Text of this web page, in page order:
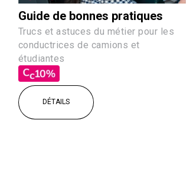
Guide de bonnes pratiques
Trucs et astuces du métier pour les
conductrices de camions et
étudiantes
DÉTAILS